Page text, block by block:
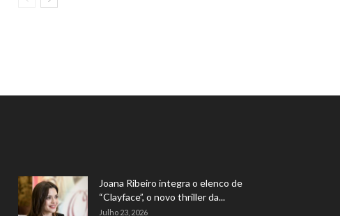
Joana Ribeiro integra o elenco de
“Clayface”, o novo thriller da...
Julho 23, 2026